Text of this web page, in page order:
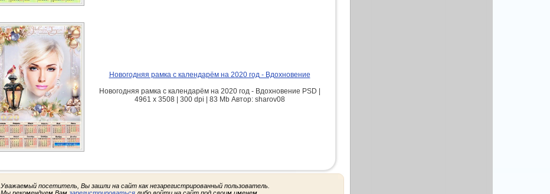
Новогодняя рамка с календарём на 2020 год - Вдохновение
Новогодняя рамка с календарём на 2020 год - Вдохновение PSD |
4961 х 3508 | 300 dpi | 83 Mb Автор: sharov08
Уважаемый посетитель, Вы зашли на сайт как незарегистрированный пользователь.